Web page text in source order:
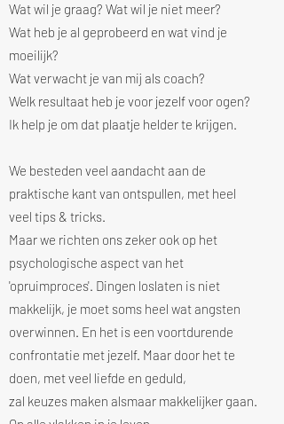
Wat wil je graag? Wat wil je niet meer?
Wat heb je al geprobeerd en wat vind je
moeilijk?
Wat verwacht je van mij als coach?
Welk resultaat heb je voor jezelf voor ogen?
Ik help je om dat plaatje helder te krijgen.
We besteden veel aandacht aan de
praktische kant van ontspullen, met heel
veel tips & tricks.
Maar we richten ons zeker ook op het
psychologische aspect van het
'opruimproces'. Dingen loslaten is niet
makkelijk, je moet soms heel wat angsten
overwinnen. En het is een voortdurende
confrontatie met jezelf. Maar door het te
doen, met veel liefde en geduld,
zal keuzes maken alsmaar makkelijker gaan.